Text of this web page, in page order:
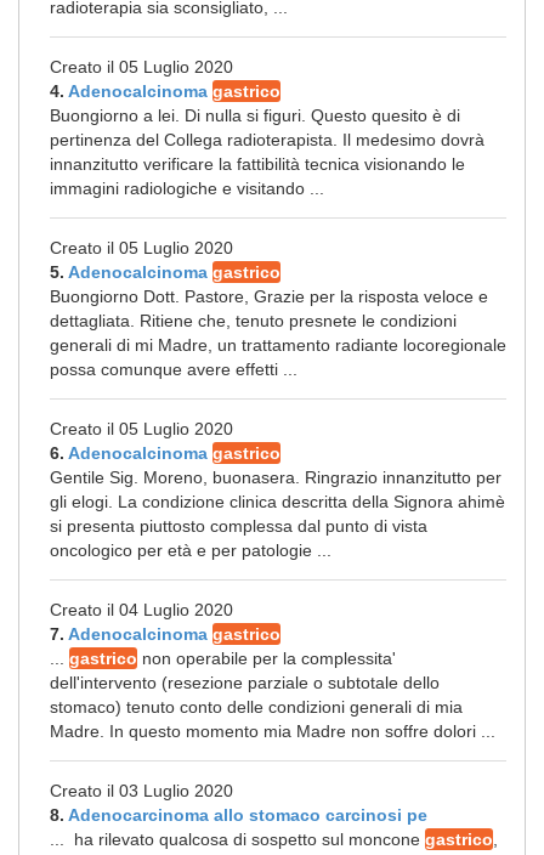
radioterapia sia sconsigliato, ...
Creato il 05 Luglio 2020
4. Adenocalcinoma gastrico
Buongiorno a lei. Di nulla si figuri. Questo quesito è di
pertinenza del Collega radioterapista. Il medesimo dovrà
innanzitutto verificare la fattibilità tecnica visionando le
immagini radiologiche e visitando ...
Creato il 05 Luglio 2020
5. Adenocalcinoma gastrico
Buongiorno Dott. Pastore, Grazie per la risposta veloce e
dettagliata. Ritiene che, tenuto presnete le condizioni
generali di mi Madre, un trattamento radiante locoregionale
possa comunque avere effetti ...
Creato il 05 Luglio 2020
6. Adenocalcinoma gastrico
Gentile Sig. Moreno, buonasera. Ringrazio innanzitutto per
gli elogi. La condizione clinica descritta della Signora ahimè
si presenta piuttosto complessa dal punto di vista
oncologico per età e per patologie ...
Creato il 04 Luglio 2020
7. Adenocalcinoma gastrico
gastrico non operabile per la complessita'
dell'intervento (resezione parziale o subtotale dello
stomaco) tenuto conto delle condizioni generali di mia
Madre. In questo momento mia Madre non soffre dolori ...
Creato il 03 Luglio 2020
8. Adenocarcinoma allo stomaco carcinosi pe
... ha rilevato qualcosa di sospetto sul moncone gastrico